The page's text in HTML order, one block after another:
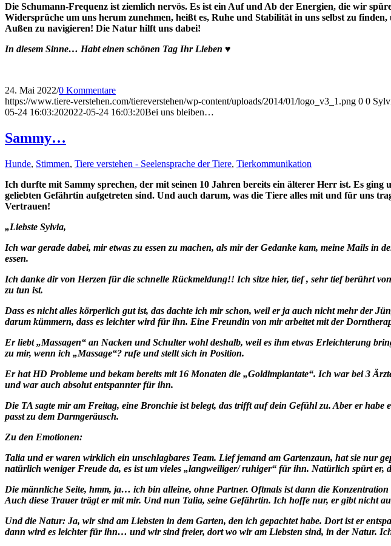
Die Schumann-Frequenz ist ziemlich nervös. Es ist ein Auf und Ab der Energien, die wir
Widersprüche um uns herum zunehmen, heißt es, Ruhe und Stabilität in uns selbst zu
Außen zu navigieren! Die Natur hilft uns dabei!
In diesem Sinne… Habt einen schönen Tag Ihr Lieben ♥
24. Mai 2022/0 Kommentare
https://www.tiere-verstehen.com/tiereverstehen/wp-content/uploads/2014/01/logo_v3_1.png 0 0
05-24 16:03:202022-05-24 16:03:20Bei uns bleiben…
Sammy…
Hunde, Stimmen, Tiere verstehen - Seelensprache der Tiere, Tierkommunikation
Ich durfte mit Sammy sprechen, der mit seinen 10 Jahren bereits ein älterer Herr ist. Es
geliebten Gefährtin aufgetreten sind. Und auch darum, was die Tiere alles mit und für uns
Vertrauen!
„Liebste Sylvia,
Ich war gerade dabei, mir etwas zu essen zu machen, als mir der Gedanke kam, meine Mails
essen.
Ich danke dir von Herzen für die schnelle Rückmeldung!! Ich sitze hier, tief , sehr tief berührt
zu tun ist.
Dass es nicht alles körperlich gut ist, das dachte ich mir schon, weil er ja auch nicht mehr der
darum kümmern, dass es leichter wird für ihn. Eine Freundin von mir arbeitet mit der
Er liebt „Massagen“ an Nacken und Schulter wohl deshalb, weil es ihm etwas Erleichterung
zu mir, wenn ich „Massage“? rufe und stellt sich in Position.
Er hat HD Probleme und bekam bereits mit 16 Monaten die „Goldimplantate“. Ich war bei 3
und war auch absolut entspannter für ihn.
Die TA sagte mir am Freitag, eine Bronchie ist belegt, das trifft auf dein Gefühl zu. Aber er habe
passt zu dem Darmgeräusch.
Zu den Emotionen:
Talia und er waren wirklich ein unschlagbares Team. Lief jemand am Gartenzaun, hat sie nur
natürlich weniger Freude da, es ist um vieles „langweiliger/ ruhiger“ für ihn. Natürlich spürt
Die männliche Seite, hmm, ja… ich bin alleine, ohne Partner. Oftmals ist dann die
Auch diese Trauer trägt er mit mir. Und nun Talia, seine Gefährtin. Ich hoffe nur, er gibt nicht
Und die Natur: Ja, wir sind am Liebsten in dem Garten, den ich gepachtet habe. Dort ist er
dann wird es leichter für ihn… und wir sind freier, dort wo wir am Liebsten sind, in der Natur.